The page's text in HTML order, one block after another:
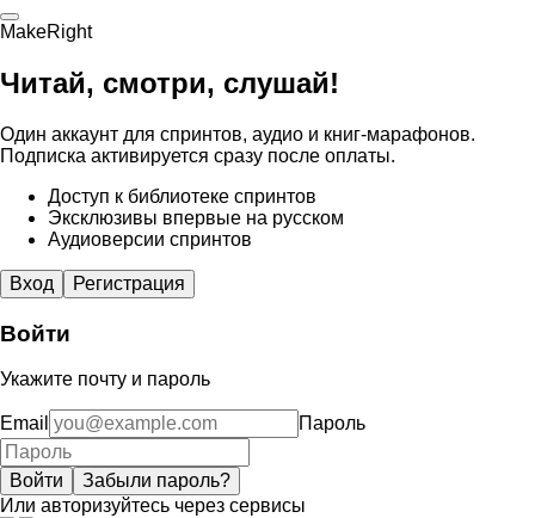
MakeRight
Читай, смотри, слушай!
Один аккаунт для спринтов, аудио и книг-марафонов.
Подписка активируется сразу после оплаты.
Доступ к библиотеке спринтов
Эксклюзивы впервые на русском
Аудиоверсии спринтов
Вход Регистрация
Войти
Укажите почту и пароль
Email Пароль
Войти
Забыли пароль?
Или авторизуйтесь через сервисы